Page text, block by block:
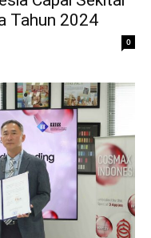
Tahun 2024
0